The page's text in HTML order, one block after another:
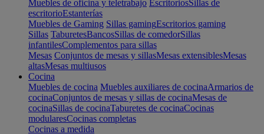
Muebles de oficina y teletrabajo EscritoriosSillas de
escritorioEstanterías
Muebles de Gaming Sillas gamingEscritorios gaming
Sillas TaburetesBancosSillas de comedorSillas
infantilesComplementos para sillas
Mesas Conjuntos de mesas y sillasMesas extensiblesMesas
altasMesas multiusos
Cocina
Muebles de cocina Muebles auxiliares de cocinaArmarios de
cocinaConjuntos de mesas y sillas de cocinaMesas de
cocinaSillas de cocinaTaburetes de cocinaCocinas
modularesCocinas completas
Cocinas a medida